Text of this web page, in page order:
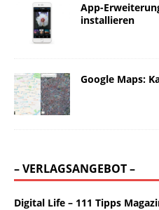
App-
installieren
Google Maps:
– VERLAGSANGEBOT –
Digital Life – 111 Tipps